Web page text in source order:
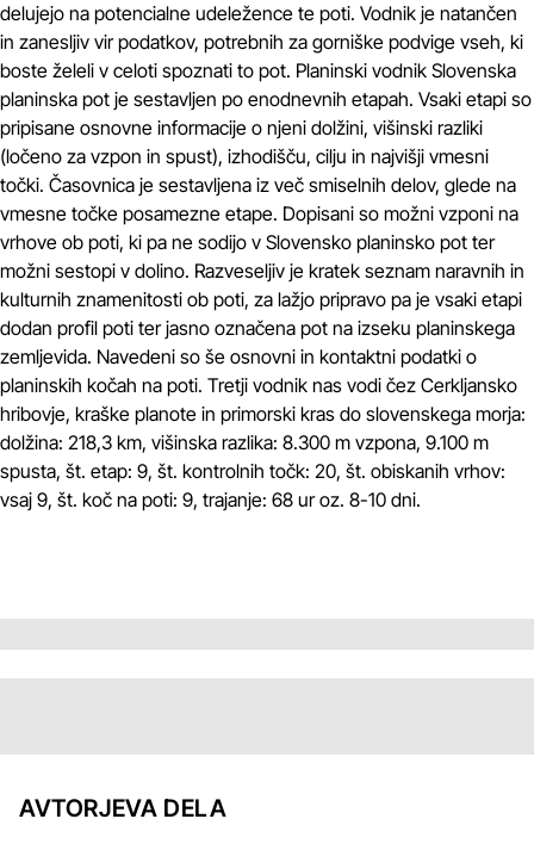
delujejo na potencialne udeležence te poti. Vodnik je natančen
in zanesljiv vir podatkov, potrebnih za gorniške podvige vseh, ki
boste želeli v celoti spoznati to pot. Planinski vodnik Slovenska
planinska pot je sestavljen po enodnevnih etapah. Vsaki etapi so
pripisane osnovne informacije o njeni dolžini, višinski razliki
(ločeno za vzpon in spust), izhodišču, cilju in najvišji vmesni
točki. Časovnica je sestavljena iz več smiselnih delov, glede na
vmesne točke posamezne etape. Dopisani so možni vzponi na
vrhove ob poti, ki pa ne sodijo v Slovensko planinsko pot ter
možni sestopi v dolino. Razveseljiv je kratek seznam naravnih in
kulturnih znamenitosti ob poti, za lažjo pripravo pa je vsaki etapi
dodan profil poti ter jasno označena pot na izseku planinskega
zemljevida. Navedeni so še osnovni in kontaktni podatki o
planinskih kočah na poti. Tretji vodnik nas vodi čez Cerkljansko
hribovje, kraške planote in primorski kras do slovenskega morja:
dolžina: 218,3 km, višinska razlika: 8.300 m vzpona, 9.100 m
spusta, št. etap: 9, št. kontrolnih točk: 20, št. obiskanih vrhov:
vsaj 9, št. koč na poti: 9, trajanje: 68 ur oz. 8-10 dni.
AVTORJEVA DELA